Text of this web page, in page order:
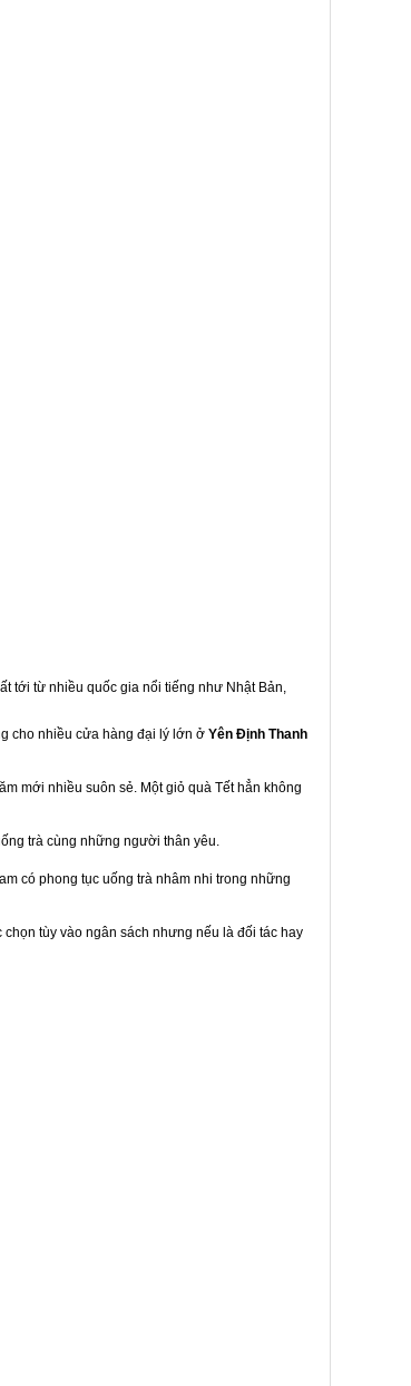
tới từ nhiều quốc gia nổi tiếng như Nhật Bản,
cho nhiều cửa hàng đại lý lớn ở Yên Định Thanh
mới nhiều suôn sẻ. Một giỏ quà Tết hẳn không
trà cùng những người thân yêu.
có phong tục uống trà nhâm nhi trong những
tùy vào ngân sách nhưng nếu là đối tác hay